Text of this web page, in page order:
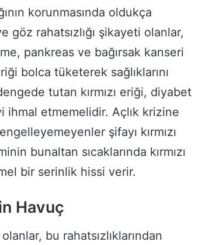
korunmasında oldukça
göz rahatsızlığı şikayeti olanlar,
pankreas ve bağırsak kanseri
bolca tüketerek sağlıklarını
tutan kırmızı eriği, diyabet
ihmal etmemelidir. Açlık krizine
şifayı kırmızı
bunaltan sıcaklarında kırmızı
bir serinlik hissi verir.
Havuç
bu rahatsızlıklarından